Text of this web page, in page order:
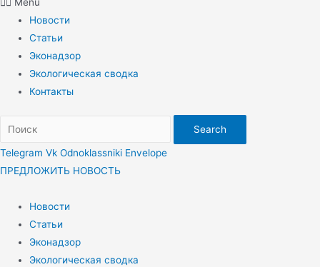
Новости
Статьи
Эконадзор
Экологическая сводка
Контакты
Search
Telegram Vk Odnoklassniki Envelope
ПРЕДЛОЖИТЬ НОВОСТЬ
Новости
Статьи
Эконадзор
Экологическая сводка